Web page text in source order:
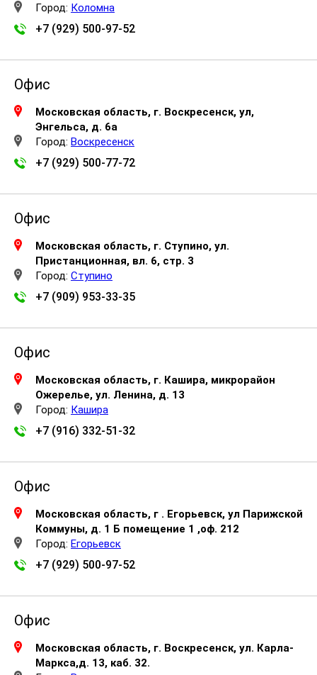
Город: Коломна
+7 (929) 500-97-52
Офис
Московская область, г. Воскресенск, ул,
Энгельса, д. 6а
Город: Воскресенск
+7 (929) 500-77-72
Офис
Московская область, г. Ступино, ул.
Пристанционная, вл. 6, стр. 3
Город: Ступино
+7 (909) 953-33-35
Офис
Московская область, г. Кашира, микрорайон
Ожерелье, ул. Ленина, д. 13
Город: Кашира
+7 (916) 332-51-32
Офис
Московская область, г . Егорьевск, ул Парижской
Коммуны, д. 1 Б помещение 1 ,оф. 212
Город: Егорьевск
+7 (929) 500-97-52
Офис
Московская область, г. Воскресенск, ул. Карла-
Маркса,д. 13, каб. 32.